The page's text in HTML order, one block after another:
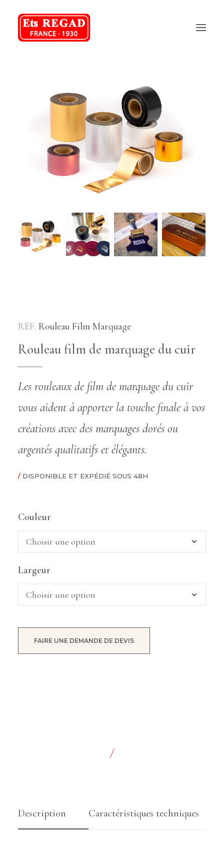
REGAD
NOS PRODUITS
CONTACT
RÉF. Rouleau Film Marquage
Rouleau film de marquage du cuir
Les rouleaux de film de marquage du cuir
vous aident à apporter la touche finale à vos
créations avec des marquages dorés ou
argentés qualitatifs et élégants.
/ DISPONIBLE ET EXPÉDIÉ SOUS 48H
Couleur
Largeur
FAIRE UNE DEMANDE DE DEVIS
/
Description Caractéristiques techniques